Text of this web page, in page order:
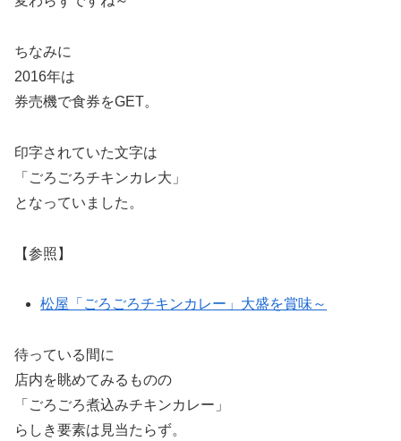
ちなみに
2016年は
券売機で食券をGET。
印字されていた文字は
「ごろごろチキンカレ大」
となっていました。
【参照】
松屋「ごろごろチキンカレー」大盛を賞味～
待っている間に
店内を眺めてみるものの
「ごろごろ煮込みチキンカレー」
らしき要素は見当たらず。